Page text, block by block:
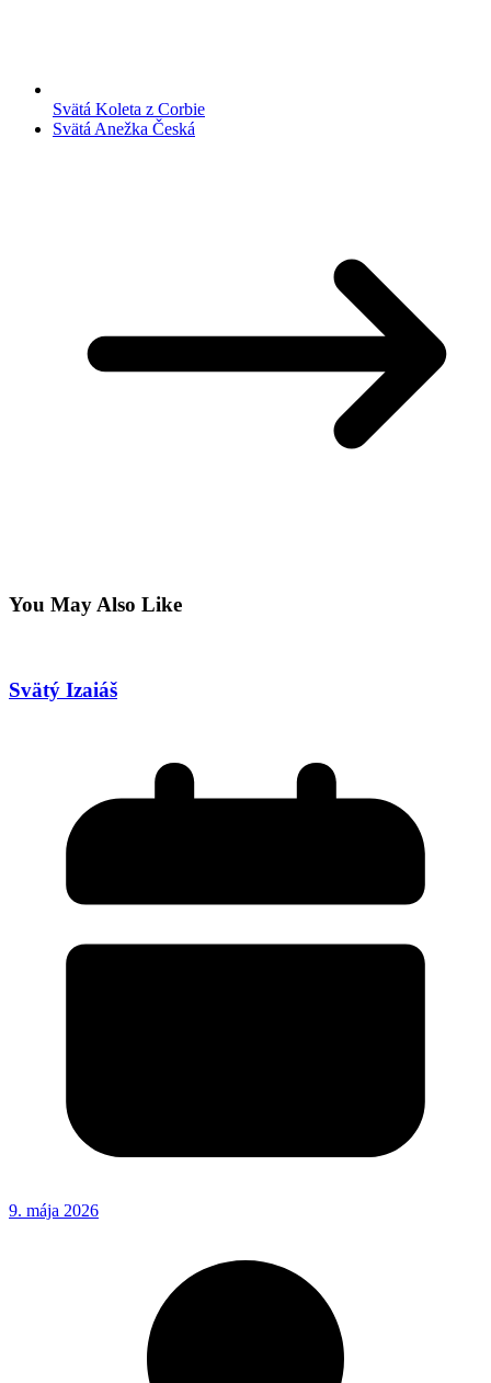
Svätá Koleta z Corbie
Svätá Anežka Česká
You May Also Like
Svätý Izaiáš
9. mája 2026